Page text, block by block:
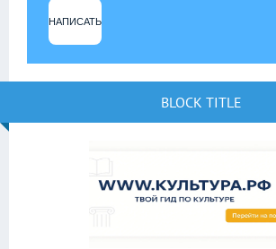
НАПИСАТЬ
BLOCK TITLE